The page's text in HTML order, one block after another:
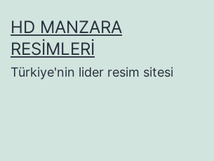
geçHD MANZARA
RESIMLERI
Türkiye'nin lider resim sitesi